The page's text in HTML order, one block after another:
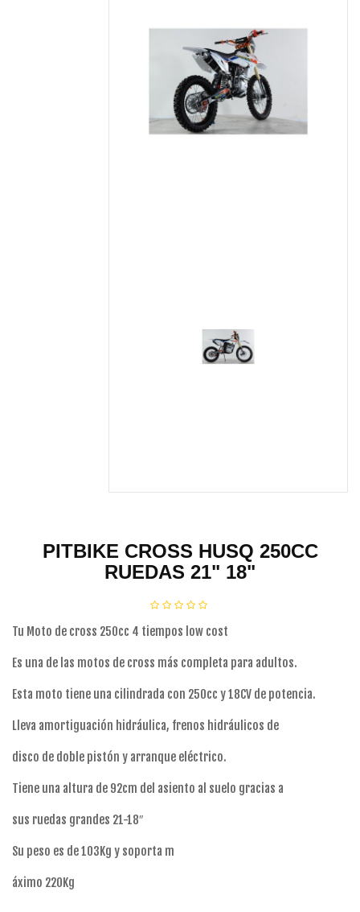
PITBIKE CROSS HUSQ 250CC
RUEDAS 21" 18"
Tu Moto de cross 250cc 4 tiempos low cost
Es una de las motos de cross más completa para adultos.
Esta moto tiene una cilindrada con 250cc y 18CV de potencia.
Lleva amortiguación hidráulica, frenos hidráulicos de
disco de doble pistón y arranque eléctrico.
Tiene una altura de 92cm del asiento al suelo gracias a
sus ruedas grandes 21-18″
Su peso es de 103Kg y soporta m
áximo 220Kg